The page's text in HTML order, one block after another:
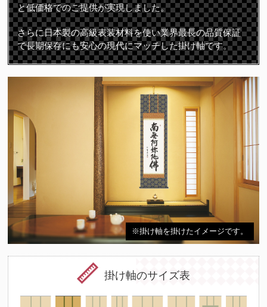
と低価格でのご提供が実現しました。
さらに日本製の高級表装材料を使い業界最長の品質保証
で長期保存にも安心の現代にマッチした掛け軸です。
※掛け軸を掛けたイメージです。
掛け軸のサイズ表